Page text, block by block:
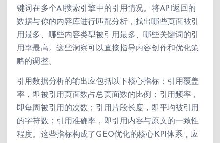
键词在多个AI搜索引擎中的引用情况。将API返回的
数据与你的内容库进行匹配分析，找出哪些页面被引
用最多、哪些内容类型被引用最多、哪些关键词的引
用率最高。这些洞察可以直接指导内容创作和优化策
略的调整。
引用数据分析的输出应包括以下核心指标：引用覆盖
率，即被引用页面数占总页面数的比例；引用频率，
即每周被引用的次数；引用片段长度，即平均被引用
的字符数；引用准确率，即引用内容与原文的一致性
程度。这些指标构成了GEO优化的核心KPI体系，应